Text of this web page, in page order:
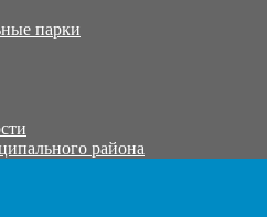
парки
района